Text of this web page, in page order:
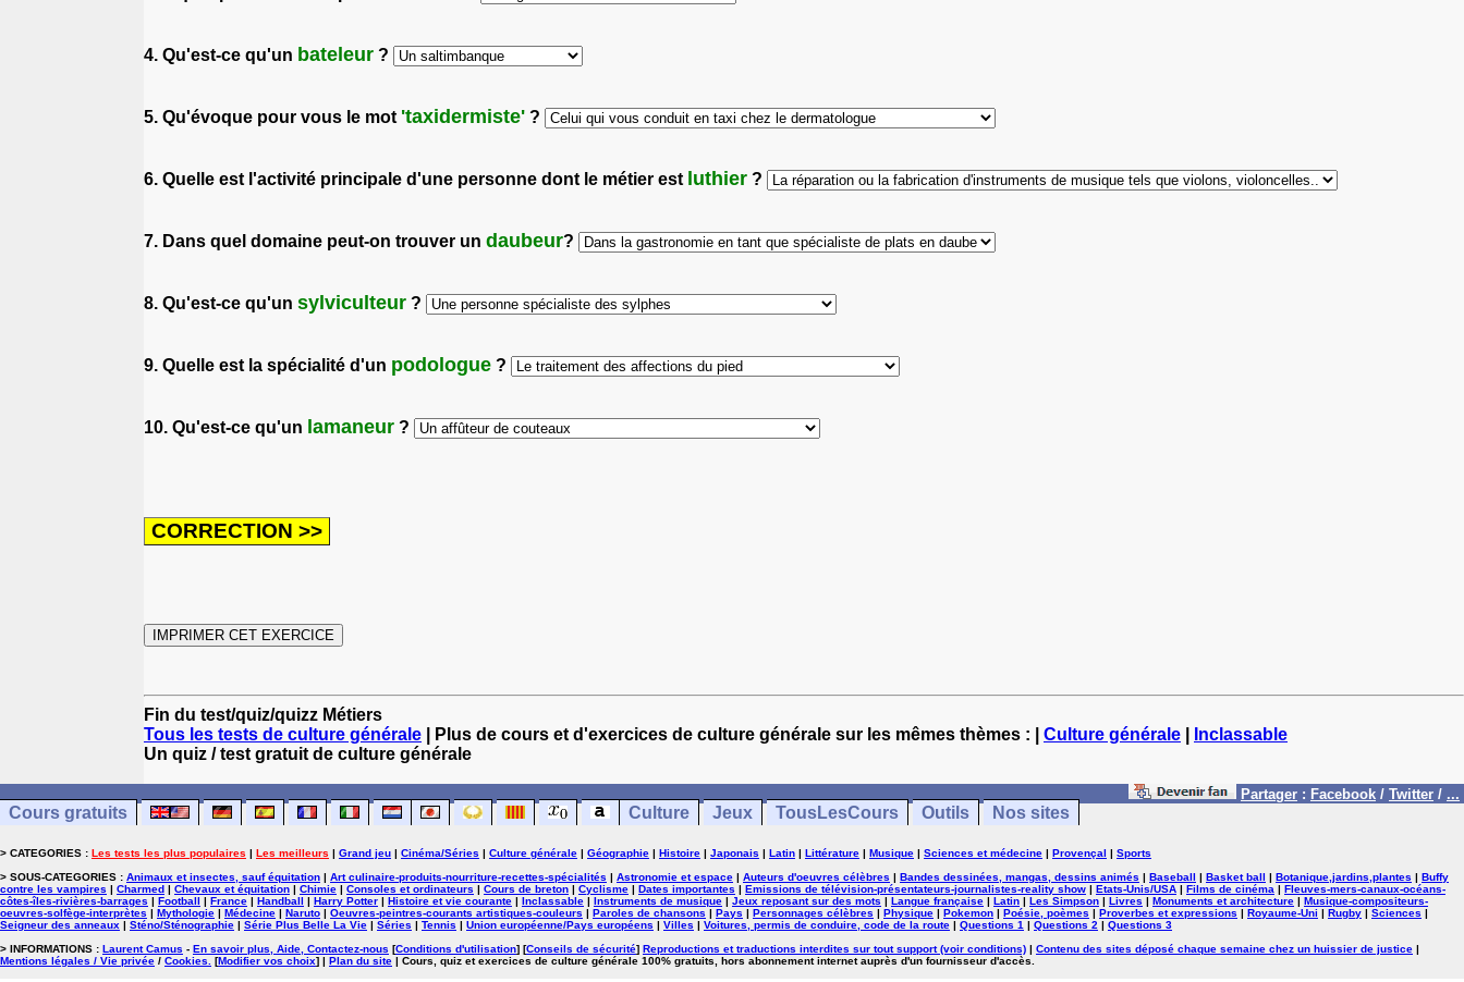
4. Qu'est-ce qu'un bateleur ?
5. Qu'évoque pour vous le mot 'taxidermiste' ?
6. Quelle est l'activité principale d'une personne dont le métier est luthier ?
7. Dans quel domaine peut-on trouver un daubeur?
8. Qu'est-ce qu'un sylviculteur ?
9. Quelle est la spécialité d'un podologue ?
10. Qu'est-ce qu'un lamaneur ?
Fin du test/quiz/quizz Métiers
Tous les tests de culture générale | Plus de cours et d'exercices de culture générale sur les mêmes thèmes : | Culture générale
Inclassable
Un quiz / test gratuit de culture générale
Partager : Facebook / Twitter / ...
Cours gratuits Culture Jeux TousLesCours Outils Nos sites
> CATEGORIES : Les tests les plus populaires | Les meilleurs | Grand jeu | Cinéma/Séries | Culture générale | Géographie | Histoire | Japonais | Latin | Littérature | Musique | Sciences et médecine | Provençal | Sports
> SOUS-CATEGORIES : Animaux et insectes, sauf équitation | Art culinaire-produits-nourriture-recettes-spécialités | Astronomie et espace | Auteurs d'oeuvres célèbres | Bandes dessinées, mangas, dessins animés | Baseball | Basket ball | Botanique,jardins,plantes | Buffy
contre les vampires | Charmed | Chevaux et équitation | Chimie | Consoles et ordinateurs | Cours de breton | Cyclisme | Dates importantes | Emissions de télévision-présentateurs-journalistes-reality show | Etats-Unis/USA | Films de cinéma | Fleuves-mers-canaux-océans-
côtes-îles-rivières-barrages | Football | France | Handball | Harry Potter | Histoire et vie courante | Inclassable | Instruments de musique | Jeux reposant sur des mots | Langue française | Latin | Les Simpson | Livres | Monuments et architecture | Musique-compositeurs-
oeuvres-solfège-interprètes | Mythologie | Médecine | Naruto | Oeuvres-peintres-courants artistiques-couleurs | Paroles de chansons | Pays | Personnages célèbres | Physique | Pokemon | Poésie, poèmes | Proverbes et expressions | Royaume-Uni | Rugby | Sciences |
Seigneur des anneaux | Sténo/Sténographie | Série Plus Belle La Vie | Séries | Tennis | Union européenne/Pays européens | Villes | Voitures, permis de conduire, code de la route | Questions 1 | Questions 2 | Questions 3
> INFORMATIONS : Laurent Camus - En savoir plus, Aide, Contactez-nous [Conditions d'utilisation] [Conseils de sécurité] Reproductions et traductions interdites sur tout support (voir conditions) | Contenu des sites déposé chaque semaine chez un huissier de justice |
Mentions légales / Vie privée / Cookies [Modifier vos choix] | Plan du site | Cours, quiz et exercices de culture générale 100% gratuits, hors abonnement internet auprès d'un fournisseur d'accès.